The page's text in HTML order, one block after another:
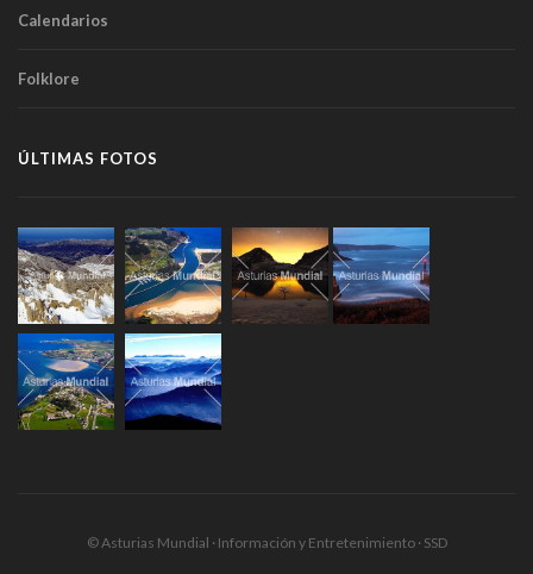
Calendarios
Folklore
ÚLTIMAS FOTOS
© Asturias Mundial · Información y Entretenimiento · SSD